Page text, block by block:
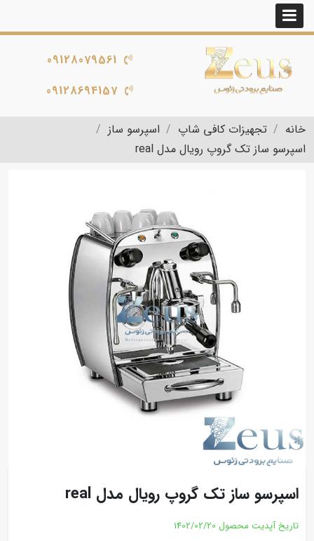
09128079561
09128694157
خانه تجهیزات کافی شاپ
اسپرسو ساز
اسپرسو ساز تک گروپ رویال مدل real
اسپرسو ساز تک گروپ رویال مدل real
تاریخ آپدیت محصول 1402/02/20